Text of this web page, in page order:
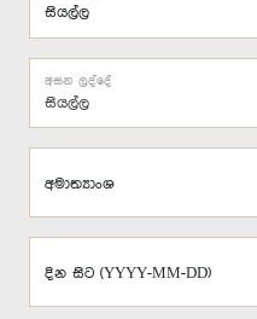
සියල්ල
අසන ලද්දේ
අමාත්‍යාංශ
දින සිට (YYYY-MM-DD)